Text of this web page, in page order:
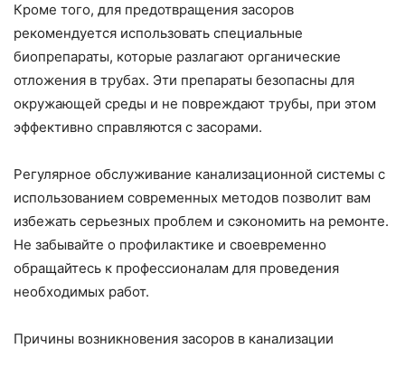
Кроме того, для предотвращения засоров
рекомендуется использовать специальные
биопрепараты, которые разлагают органические
отложения в трубах. Эти препараты безопасны для
окружающей среды и не повреждают трубы, при этом
эффективно справляются с засорами.
Регулярное обслуживание канализационной системы с
использованием современных методов позволит вам
избежать серьезных проблем и сэкономить на ремонте.
Не забывайте о профилактике и своевременно
обращайтесь к профессионалам для проведения
необходимых работ.
Причины возникновения засоров в канализации